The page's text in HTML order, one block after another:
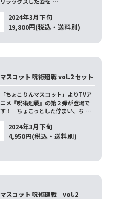
2024年3月下旬
19,800円(税込・送料別)
マスコット 呪術廻戦 vol.2 セット
「ちょこりんマスコット」よりTVア
ニメ『呪術廻戦』の第２弾が登場で
す！ ちょこっとした佇まい、ち …
2024年3月下旬
4,950円(税込・送料別)
マスコット 呪術廻戦 vol.2